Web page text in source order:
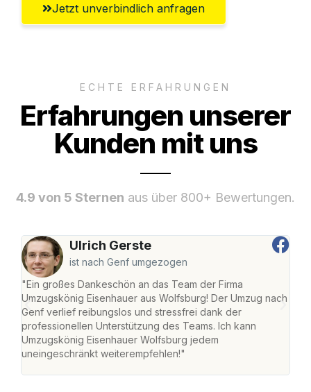
Jetzt unverbindlich anfragen
ECHTE ERFAHRUNGEN
Erfahrungen unserer
Kunden mit uns
4.9 von 5 Sternen aus über 800+ Bewertungen.
Ulrich Gerste
ist nach Genf umgezogen
"Ein großes Dankeschön an das Team der Firma
Umzugskönig Eisenhauer aus Wolfsburg! Der Umzug nach
Genf verlief reibungslos und stressfrei dank der
professionellen Unterstützung des Teams. Ich kann
Umzugskönig Eisenhauer Wolfsburg jedem
uneingeschränkt weiterempfehlen!"